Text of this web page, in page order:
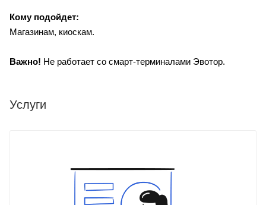
Кому подойдет:
Магазинам, киоскам.
Важно! Не работает со смарт-терминалами Эвотор.
Услуги